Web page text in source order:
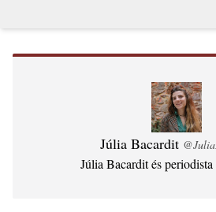
Júlia Bacardit
Júlia Bacardit és